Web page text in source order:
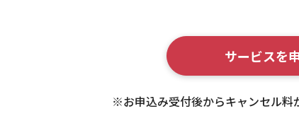
サービスを
※お申込み受付後からキャンセル料